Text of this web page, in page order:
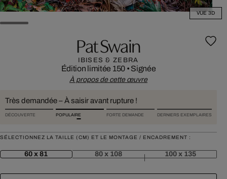
VUE 3D
Pat Swain
IBISES & ZEBRA
Édition limitée 150 • Signée
À propos de cette œuvre
Très demandée – À saisir avant rupture !
DÉCOUVERTE POPULAIRE FORTE DEMANDE DERNIERS EXEMPLAIRES
SÉLECTIONNEZ LA TAILLE (CM) ET LE MONTAGE / ENCADREMENT :
60 x 81 80 x 108 100 x 135